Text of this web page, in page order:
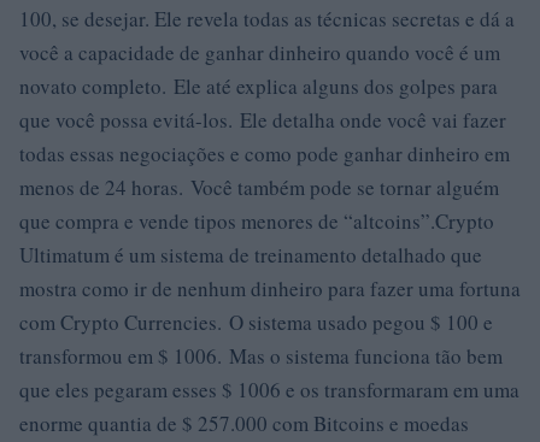
100, se desejar. Ele revela todas as técnicas secretas e dá a
você a capacidade de ganhar dinheiro quando você é um
novato completo. Ele até explica alguns dos golpes para
que você possa evitá-los. Ele detalha onde você vai fazer
todas essas negociações e como pode ganhar dinheiro em
menos de 24 horas. Você também pode se tornar alguém
que compra e vende tipos menores de “altcoins”.Crypto
Ultimatum é um sistema de treinamento detalhado que
mostra como ir de nenhum dinheiro para fazer uma fortuna
com Crypto Currencies. O sistema usado pegou $ 100 e
transformou em $ 1006. Mas o sistema funciona tão bem
que eles pegaram esses $ 1006 e os transformaram em uma
enorme quantia de $ 257.000 com Bitcoins e moedas